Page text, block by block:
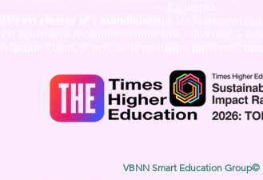
VBNN Smart Education Group©